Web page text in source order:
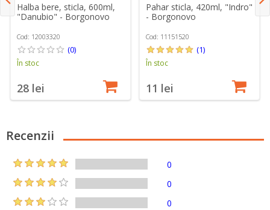
Halba bere, sticla, 600ml,
"Danubio" - Borgonovo
Cod: 12003320
(0)
În stoc
28 lei
Pahar sticla, 420ml, "Indro"
- Borgonovo
Cod: 11151520
(1)
În stoc
11 lei
Recenzii
0
0
0